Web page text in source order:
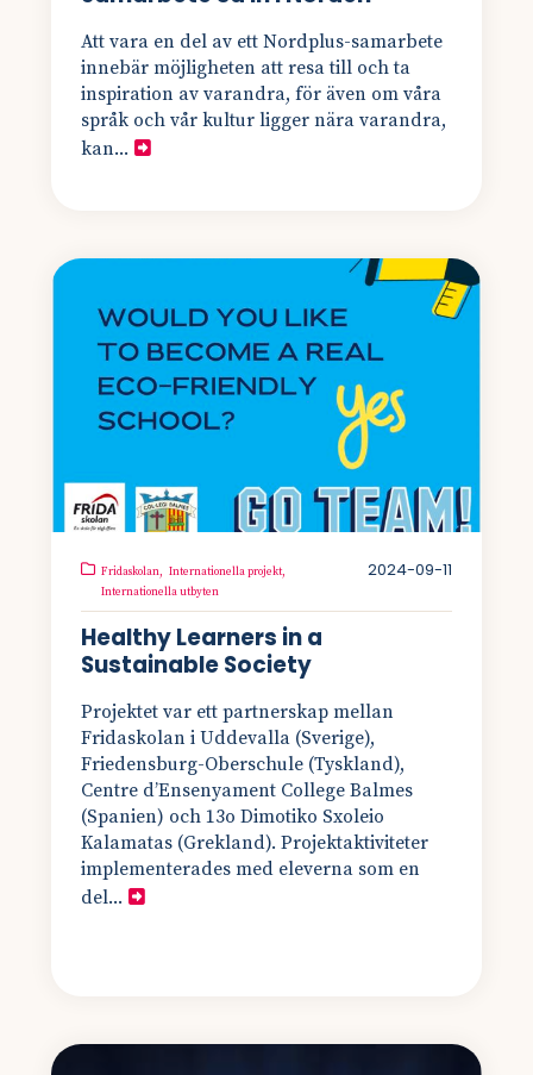
Att vara en del av ett Nordplus-samarbete
innebär möjligheten att resa till och ta
inspiration av varandra, för även om våra
språk och vår kultur ligger nära varandra,
kan...
Fridaskolan, Internationella projekt,
Internationella utbyten
2024-09-11
Healthy Learners in a
Sustainable Society
Projektet var ett partnerskap mellan
Fridaskolan i Uddevalla (Sverige),
Friedensburg-Oberschule (Tyskland),
Centre d’Ensenyament College Balmes
(Spanien) och 13o Dimotiko Sxoleio
Kalamatas (Grekland). Projektaktiviteter
implementerades med eleverna som en
del...